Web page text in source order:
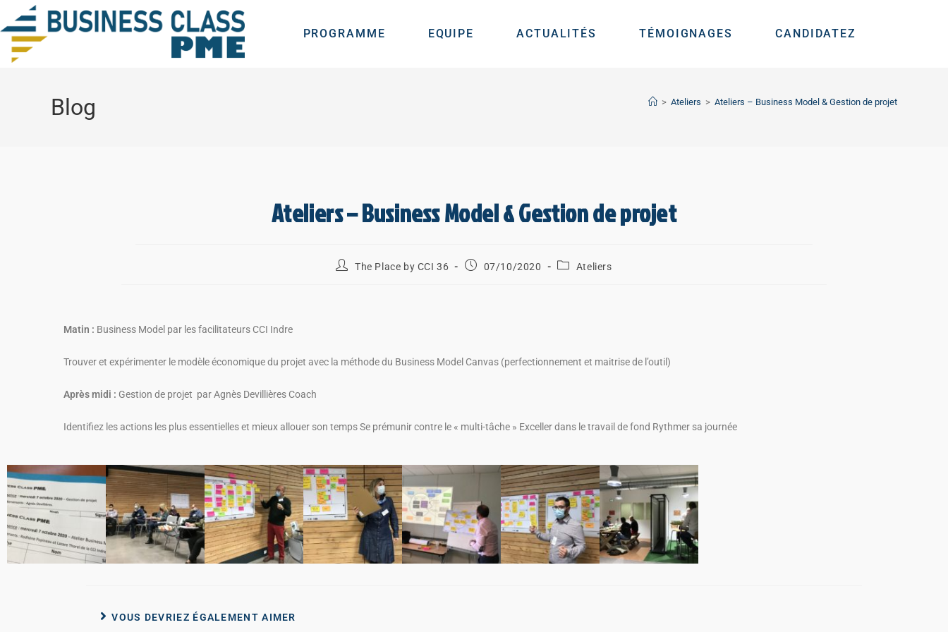
PROGRAMME EQUIPE ACTUALITÉS TÉMOIGNAGES CANDIDATEZ
Blog > Ateliers > Ateliers – Business Model & Gestion de projet
Ateliers – Business Model & Gestion de projet
The Place by CCI 36 07/10/2020 Ateliers
Matin : Business Model par les facilitateurs CCI Indre
Trouver et expérimenter le modèle économique du projet avec la méthode du Business Model Canvas (perfectionnement et maitrise de l’outil)
Après midi : Gestion de projet par Agnès Devillières Coach
Identifiez les actions les plus essentielles et mieux allouer son temps Se prémunir contre le « multi-tâche » Exceller dans le travail de fond Rythmer sa journée
VOUS DEVRIEZ ÉGALEMENT AIMER